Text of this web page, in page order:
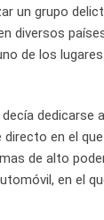
un grupo
diversos
de los
dedicarse
directo en el
de alto
en el